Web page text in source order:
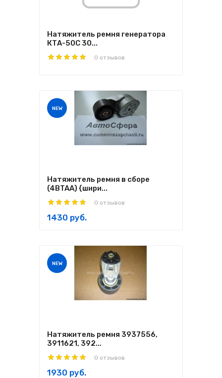
Натяжитель ремня генератора
КТА-50С 30...
0 отзывов
NEW
Натяжитель ремня в сборе
(4BTAA) {шири...
0 отзывов
1430 руб.
NEW
Натяжитель ремня 3937556,
3911621, 392...
0 отзывов
1930 руб.